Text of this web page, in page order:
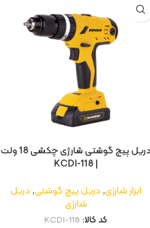
دریل پیچ گوشتی شارژی چکشی 18 ولت
| KCDI-118
ابزار شارژی,دریل پیچ گوشتی,دریل
شارژی
کد کالا: KCDI-118